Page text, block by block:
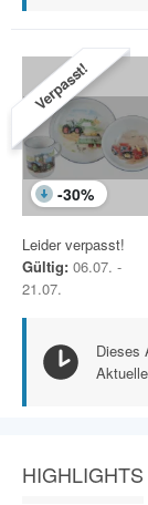
Verpasst!
-30%
Leider verpasst!
Gültig: 06.07. -
21.07.
Dieses
HIGHLIGHTS